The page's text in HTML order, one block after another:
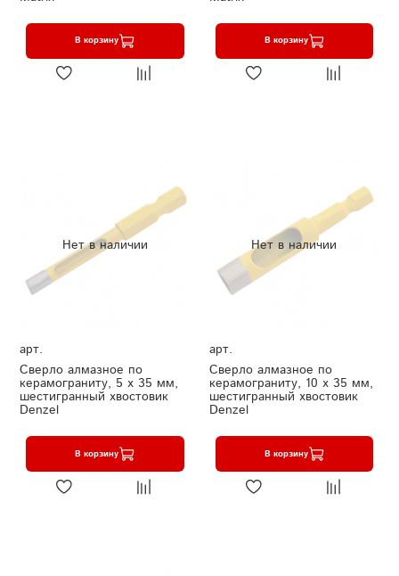
В корзину В корзину
Нет в наличии
арт.
Сверло алмазное по
керамограниту, 5 х 35 мм,
шестигранный хвостовик
Denzel
В корзину
Нет в наличии
арт.
Сверло алмазное по
керамограниту, 10 х 35 мм,
шестигранный хвостовик
Denzel
В корзину